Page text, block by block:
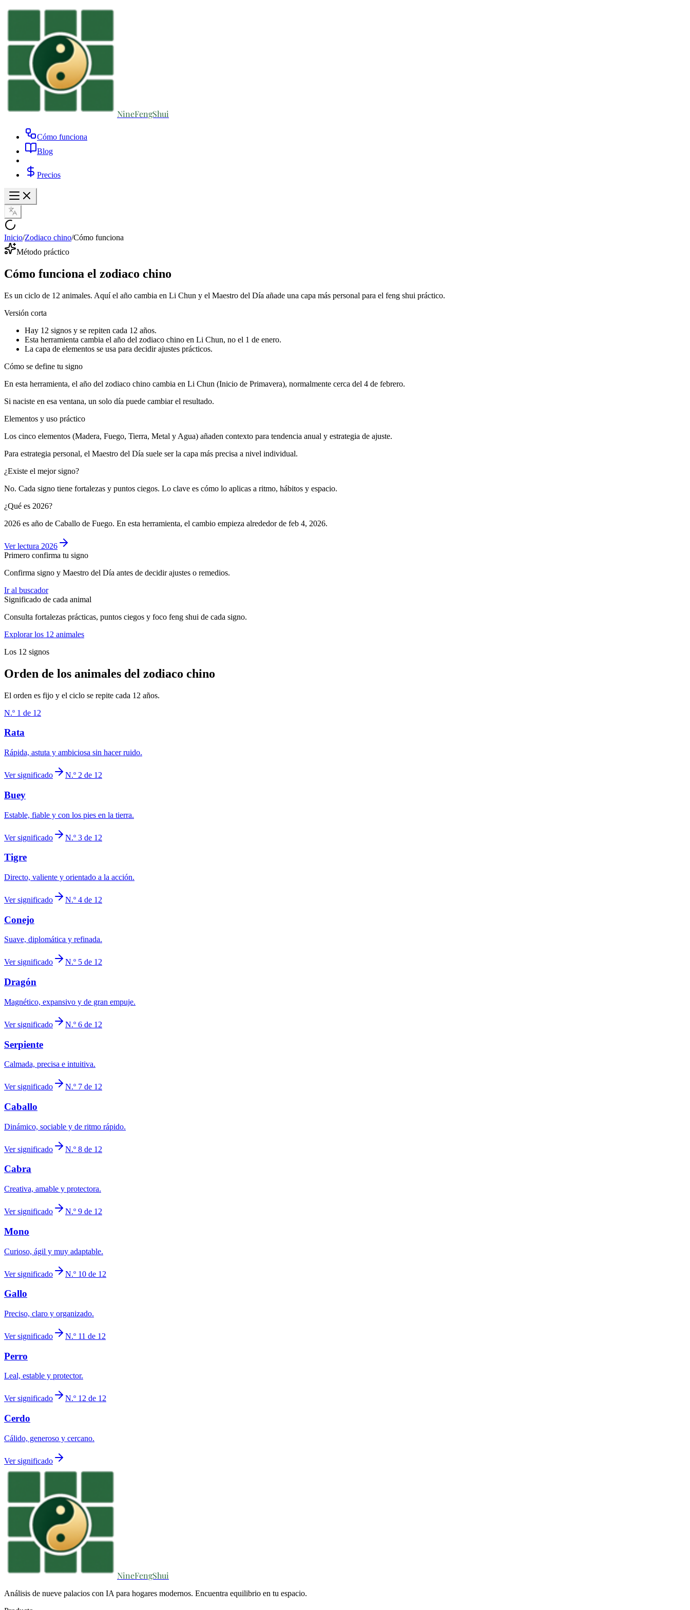
NineFengShui
Cómo funciona
Blog
Precios
Inicio/Zodiaco chino/Cómo funciona
Método práctico
Cómo funciona el zodiaco chino
Es un ciclo de 12 animales. Aquí el año cambia en Li Chun y el Maestro del Día añade una capa más personal para el feng shui práctico.
Versión corta
Hay 12 signos y se repiten cada 12 años.
Esta herramienta cambia el año del zodiaco chino en Li Chun, no el 1 de enero.
La capa de elementos se usa para decidir ajustes prácticos.
Cómo se define tu signo
En esta herramienta, el año del zodiaco chino cambia en Li Chun (Inicio de Primavera), normalmente cerca del 4 de febrero.
Si naciste en esa ventana, un solo día puede cambiar el resultado.
Elementos y uso práctico
Los cinco elementos (Madera, Fuego, Tierra, Metal y Agua) añaden contexto para tendencia anual y estrategia de ajuste.
Para estrategia personal, el Maestro del Día suele ser la capa más precisa a nivel individual.
¿Existe el mejor signo?
No. Cada signo tiene fortalezas y puntos ciegos. Lo clave es cómo lo aplicas a ritmo, hábitos y espacio.
¿Qué es 2026?
2026 es año de Caballo de Fuego. En esta herramienta, el cambio empieza alrededor de feb 4, 2026.
Ver lectura 2026
Primero confirma tu signo
Confirma signo y Maestro del Día antes de decidir ajustes o remedios.
Ir al buscador
Significado de cada animal
Consulta fortalezas prácticas, puntos ciegos y foco feng shui de cada signo.
Explorar los 12 animales
Los 12 signos
Orden de los animales del zodiaco chino
El orden es fijo y el ciclo se repite cada 12 años.
N.º 1 de 12
Rata
Rápida, astuta y ambiciosa sin hacer ruido.
Ver significado N.º 2 de 12
Buey
Estable, fiable y con los pies en la tierra.
Ver significado N.º 3 de 12
Tigre
Directo, valiente y orientado a la acción.
Ver significado N.º 4 de 12
Conejo
Suave, diplomática y refinada.
Ver significado N.º 5 de 12
Dragón
Magnético, expansivo y de gran empuje.
Ver significado N.º 6 de 12
Serpiente
Calmada, precisa e intuitiva.
Ver significado N.º 7 de 12
Caballo
Dinámico, sociable y de ritmo rápido.
Ver significado N.º 8 de 12
Cabra
Creativa, amable y protectora.
Ver significado N.º 9 de 12
Mono
Curioso, ágil y muy adaptable.
Ver significado N.º 10 de 12
Gallo
Preciso, claro y organizado.
Ver significado N.º 11 de 12
Perro
Leal, estable y protector.
Ver significado N.º 12 de 12
Cerdo
Cálido, generoso y cercano.
Ver significado
NineFengShui
Análisis de nueve palacios con IA para hogares modernos. Encuentra equilibrio en tu espacio.